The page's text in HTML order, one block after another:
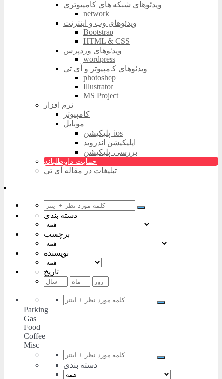
ویدئوهای شبکه های کامپیوتری
network
ویدئوهای وب و اینترنت
Bootstrap
HTML & CSS
ویدئوهای وردپرس
wordpress
ویدئوهای کامپیوتر و آی تی
photoshop
Illustrator
MS Project
نرم افزار
کامپیوتر
موبایل
اپلیکیشن ios
اپلیکیشن اندروید
بررسی اپلیکیشن
حمایت داوطلبانه
تبلیغات در مقاله آی تی
دسته بندی
برچسب
نویسنده
تاریخ
Parking
Gas
Food
Coffee
Misc
دسته بندی